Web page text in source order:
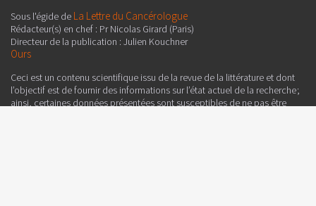
Sous l'égide de La Lettre du Cancérologue
Rédacteur(s) en chef : Pr Nicolas Girard (Paris)
Directeur de la publication : Julien Kouchner
Ours
Ceci est un contenu scientifique issu de la revue de la littérature et dont
l’objectif est de fournir des informations sur l’état actuel de la recherche ;
ainsi, certaines données présentées sont susceptibles de ne pas être